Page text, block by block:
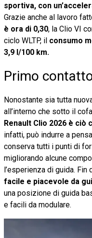
sportiva, con
Grazie anche al lavoro
è ora di 0,30, la Clio VI
ciclo WLTP, il consumo
3,9 l/100 km.
Primo
Nonostante sia tutta
all’interno che sotto il
Renault Clio 2026 è ciò
infatti, può indurre a
conserva tutti i punti di
migliorando alcune
l’esperienza di guida. Fin
facile e piacevole da
una posizione di guida
e facili da modulare.